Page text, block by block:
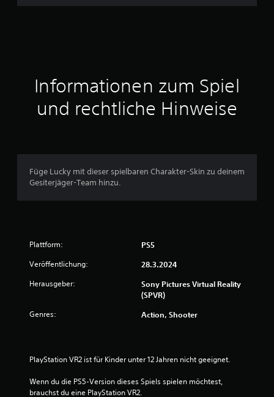
w
t
u
g
e
Informationen zum Spiel
und rechtliche Hinweise
Füge Lucky mit dieser spielbaren Charakter-Skin zu deinem
Gesiterjäger-Team hinzu.
Plattform: PS5
Veröffentlichung: 28.3.2024
Herausgeber:
Sony Pictures Virtual Reality
(SPVR)
Genres: Action, Shooter
PlayStation VR2 ist für Kinder unter 12 Jahren nicht geeignet.
Wenn du die PS5-Version dieses Spiels spielen möchtest,
brauchst du eine PlayStation VR2.